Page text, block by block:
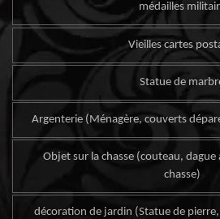
médailles
Vieilles cartes
Statue de
Argenterie (Ménagère, couverts
Objet sur la chasse (couteau,
chasse)
décoration de jardin (Statue de